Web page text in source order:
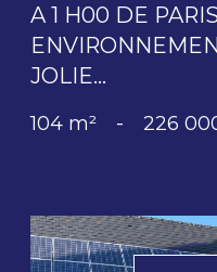
A 1 H00 DE
JOLIE...
104 m² - 226